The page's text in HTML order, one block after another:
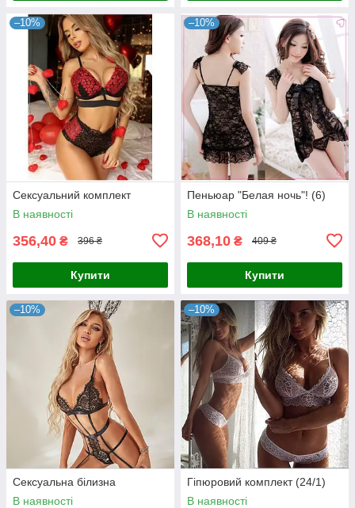
–10%
Сексуальний комплект
В наявності
356,40 ₴ 396 ₴
Купити
–10%
Пеньюар "Белая ночь"! (6)
В наявності
368,10 ₴ 409 ₴
Купити
–10%
Сексуальна білизна
В наявності
–10%
Гіпюровий комплект (24/1)
В наявності